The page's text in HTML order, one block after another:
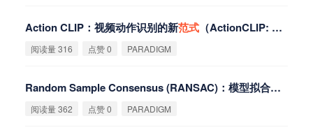
Action CLIP：视频动作识别的新范式 （ActionCLIP: A New
阅读量 316 点赞 0 PARADIGM
Random Sample Consensus (RANSAC)：模型拟合的经典
阅读量 362 点赞 0 PARADIGM